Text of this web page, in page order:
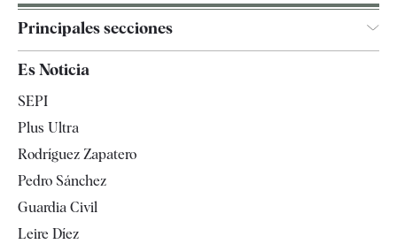
Principales secciones
Televisión
Es Noticia
SEPI
Plus Ultra
Rodríguez Zapatero
Pedro Sánchez
Guardia Civil
Leire Díez